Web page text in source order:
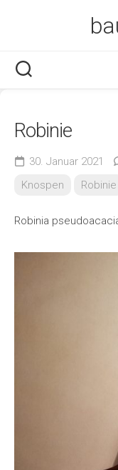
Robinie
30. Januar 2021
Knospen
Robinie
Robinia